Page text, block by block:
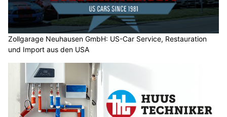
Zollgarage Neuhausen GmbH: US-Car Service, Restauration
und Import aus den USA